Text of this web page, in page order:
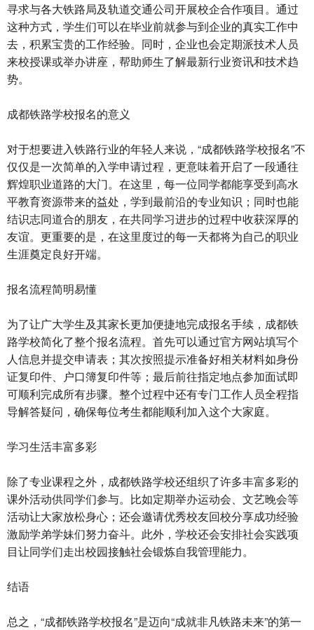
寻求与各大铁路局及轨道交通公司开展校企合作项目。通过
这种方式，学生们可以在毕业前就参与到企业的真实工作中
去，积累宝贵的工作经验。同时，企业也会定期派技术人员
来校授课或举办讲座，帮助师生了解最新行业资讯和技术趋
势。
成都铁路学校报名的意义
对于想要进入铁路行业的年轻人来说，“成都铁路学校报名”不
仅仅是一次简单的入学申请过程，更意味着开启了一段通往
辉煌职业道路的大门。在这里，每一位同学都能享受到高水
平教育资源带来的益处，学到最前沿的专业知识；同时也能
结识志同道合的朋友，在共同学习进步的过程中收获深厚的
友谊。更重要的是，在这里度过的每一天都将为自己的职业
生涯奠定良好开端。
报名流程简明易懂
为了让广大学生及其家长更加便捷地完成报名手续，成都铁
路学校简化了整个报名流程。首先可以通过官方网站填写个
人信息并提交申请表；其次按照提示准备好相关材料如身份
证复印件、户口簿复印件等；最后前往指定地点参加面试即
可顺利完成所有步骤。整个过程中还有专门工作人员全程指
导解答疑问，确保每位考生都能顺利加入这个大家庭。
学习生活丰富多彩
除了专业课程之外，成都铁路学校还组织了许多丰富多彩的
课外活动供同学们参与。比如定期举办运动会、文艺晚会等
活动让大家放松身心；还会邀请优秀校友回校分享成功经验
激励学弟学妹们努力奋斗。此外，学校还会安排社会实践项
目让同学们走出校园接触社会锻炼自我管理能力。
结语
总之，“成都铁路学校报名”是迈向“成就非凡铁路未来”的第一